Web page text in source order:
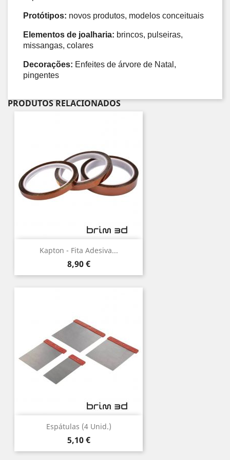
Protótipos: novos produtos, modelos conceituais
Elementos de joalharia: brincos, pulseiras,
missangas, colares
Decorações: Enfeites de árvore de Natal,
pingentes
PRODUTOS RELACIONADOS
Kapton - Fita Adesiva...
Preço
8,90 €
Espátulas (4 Unid.)
Preço
5,10 €